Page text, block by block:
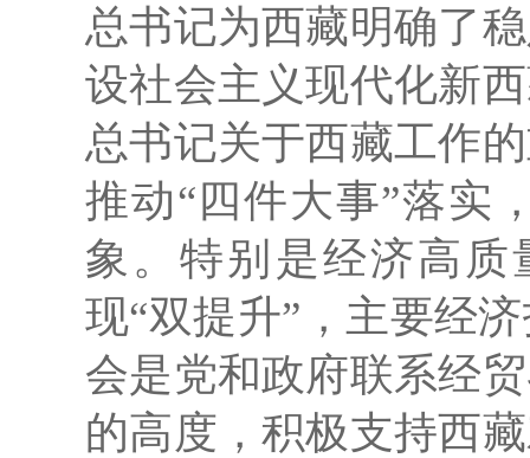
总书记为西藏明确了
设社会主义现代化新
总书记关于西藏工作
推动“四件大事”落实
象。特别是经济高
现“双提升”，主要经
会是党和政府联系经
的高度，积极支持西